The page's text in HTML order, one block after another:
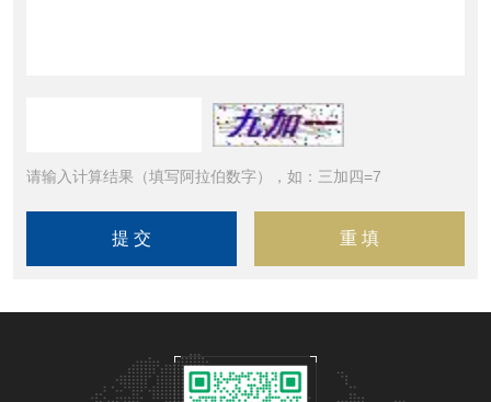
请输入计算结果（填写阿拉伯数字），如：三加四=7